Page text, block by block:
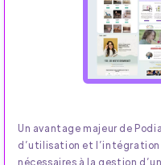
Un avantage majeur de
d’utilisation et
nécessaires à la gestion